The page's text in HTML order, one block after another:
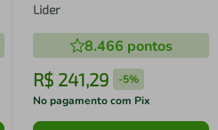
Lider
8.466 pontos
R$ 241,29 -5%
No pagamento com Pix